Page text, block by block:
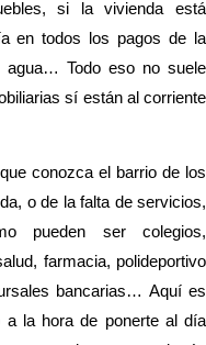
si la vivienda está
en todos los pagos de la
agua… Todo eso no suele
sí están al corriente
conozca el barrio de los
o de la falta de servicios,
pueden ser colegios,
farmacia, polideportivo
bancarias… Aquí es
a la hora de ponerte al día